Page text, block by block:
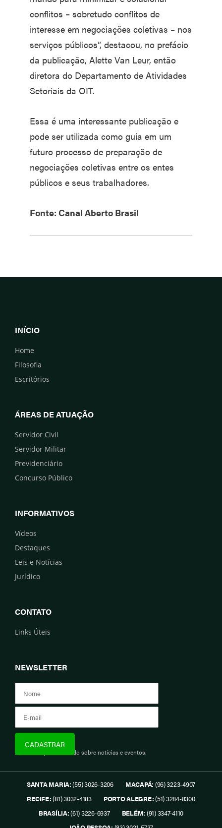
conflitos – sobretudo conflitos de
interesse em negociações coletivas – nos
serviços públicos”, destacou, no prefácio
da publicação, Alette Van Leur, então
diretora do Departamento de Atividades
Setoriais da OIT.
Essa é uma interessante publicação e
pode ser utilizada como guia em um
futuro processo de preparação de
negociações coletivas entre os entes
públicos e seus trabalhadores.
Fonte: Canal Aberto Brasil
INÍCIO
Home
Filosofia
Escritórios
ÁREAS DE ATUAÇÃO
Servidor Civil
Servidor Militar
Previdenciário
Concurso Público
INFORMATIVOS
Vídeos
Destaques
Leis e Notícias
Jurídico
CONTATO
Links Úteis
NEWSLETTER
Assine e fique informado sobre notícias e eventos.
SANTA MARIA:(55) 3026-3206 MACAPÁ: (96) 3223-4907
RECIFE:(81) 3032-4183 PORTO ALEGRE:(51) 3284-8300
BRASÍLIA:(61) 3226-6937 BELÉM: (91) 3347-4110